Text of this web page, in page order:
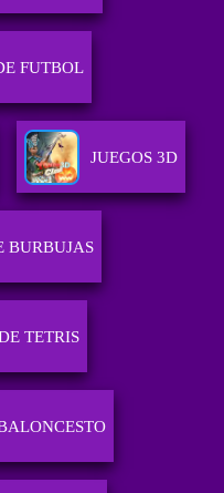
FUTBOL
JUEGOS 3D
BURBUJAS
TETRIS